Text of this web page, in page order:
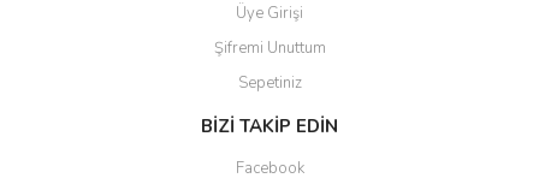
Üye Girişi
Şifremi Unuttum
Sepetiniz
BİZİ TAKİP EDİN
Facebook